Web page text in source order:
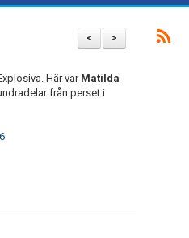
>
<
Här var Matilda
från perset i